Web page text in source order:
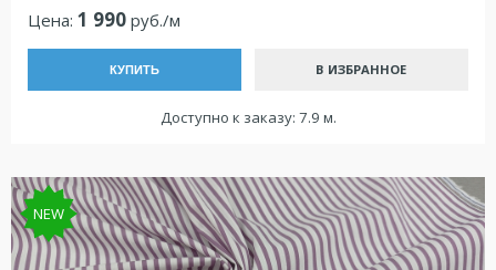
Цена: 1 990 руб./м
КУПИТЬ В ИЗБРАННОЕ
Доступно к заказу: 7.9 м.
NEW